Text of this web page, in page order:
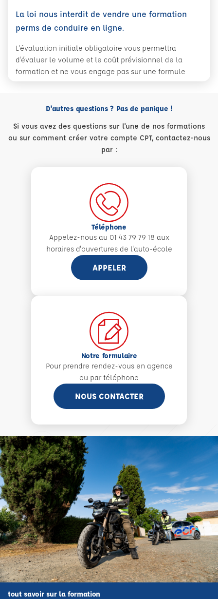
La loi nous interdit de vendre une formation
perms de conduire en ligne.
L'évaluation initiale obligatoire vous permettra
d'évaluer le volume et le coût prévisionnel de la
formation et ne vous engage pas sur une formule
D'autres questions ? Pas de panique !
Si vous avez des questions sur l'une de nos formations
ou sur comment créer votre compte CPT, contactez-nous
par :
Téléphone
Appelez-nous au 01 43 79 79 18 aux
horaires d'ouvertures de l'auto-école
APPELER
Notre formulaire
Pour prendre rendez-vous en agence
ou par téléphone
NOUS CONTACTER
tout savoir sur la formation